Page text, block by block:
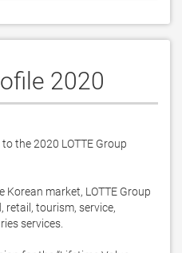
2020
the 2020 LOTTE Group
market, LOTTE Group
retail, tourism, service,
services.